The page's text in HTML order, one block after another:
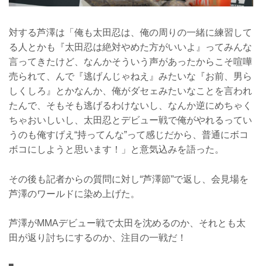
対する芦澤は「俺も太田忍は、俺の周りの一緒に練習して
る人とかも『太田忍は絶対やめた方がいいよ』ってみんな
言ってきたけど、なんかそういう声があったからこそ喧嘩
売られて、んで『逃げんじゃねえ』みたいな『お前、男ら
しくしろ』とかなんか、俺がダセェみたいなことを言われ
たんで、そもそも逃げるわけないし、なんか逆にめちゃく
ちゃおいしいし、太田忍とデビュー戦で俺がやれるってい
うのも俺すげえ“持ってんな”って感じだから、普通にボコ
ボコにしようと思います！」と意気込みを語った。
その後も記者からの質問に対し“芦澤節”で返し、会見場を
芦澤のワールドに染め上げた。
芦澤がMMAデビュー戦で太田を沈めるのか、それとも太
田が返り討ちにするのか、注目の一戦だ！